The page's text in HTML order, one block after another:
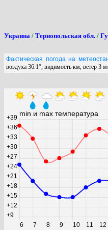
Украина / Тернопольская обл. /
Фактическая погода на
воздуха 36.1°, видимость км, ветер 3
min и max температура
6 7 8 9 10 11 12
+9
+12
+15
+18
+21
+24
+27
+30
+33
+36
+39